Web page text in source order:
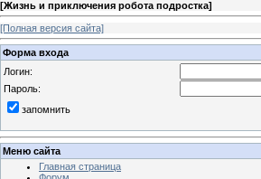
[Жизнь и приключения робота подростка]
[Полная версия сайта]
Форма входа
Логин:
Пароль:
запомнить
Меню сайта
Главная страница